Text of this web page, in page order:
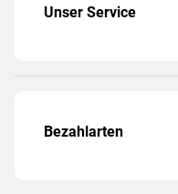
Unser Service
Bezahlarten